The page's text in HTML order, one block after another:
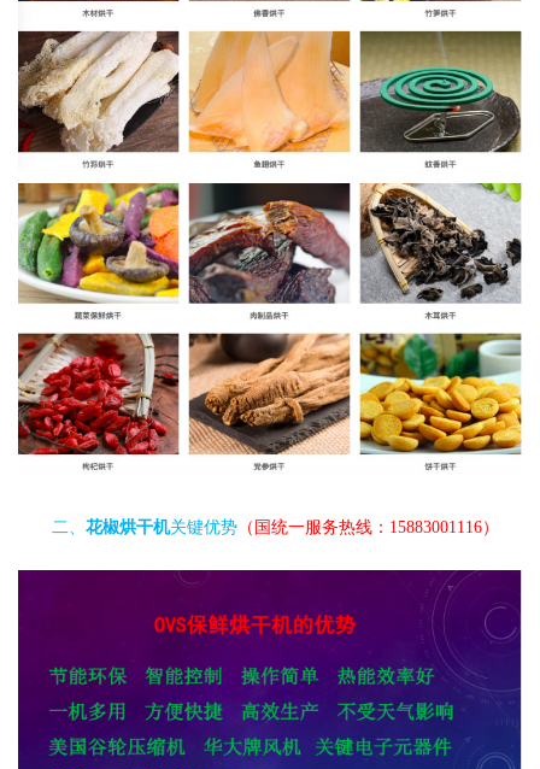
二、 花椒烘干机关键优势 （国统一服务热线：15883001116）